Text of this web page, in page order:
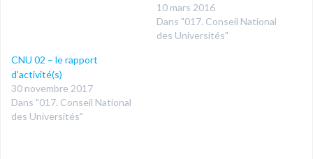
10 mars 2016
Dans "017. Conseil National
des Universités"
CNU 02 – le rapport
d’activité(s)
30 novembre 2017
Dans "017. Conseil National
des Universités"